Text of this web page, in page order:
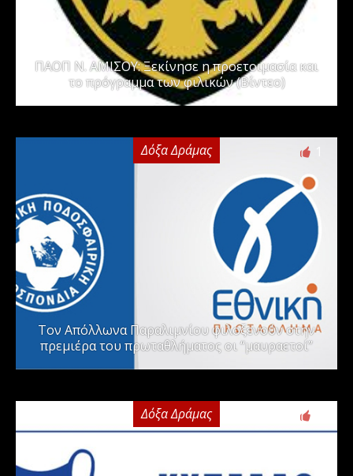
ΠΑΟΠ Ν. ΑΜΙΣΟΥ: Ξεκίνησε η προετοιμασία και
το πρόγραμμα των φιλικών (Βίντεο)
Δόξα Δράμας
Τον Απόλλωνα Παραλιμνίου φιλοξενούν στην
πρεμιέρα του πρωταθλήματος οι “μαυραετοί”
Δόξα Δράμας